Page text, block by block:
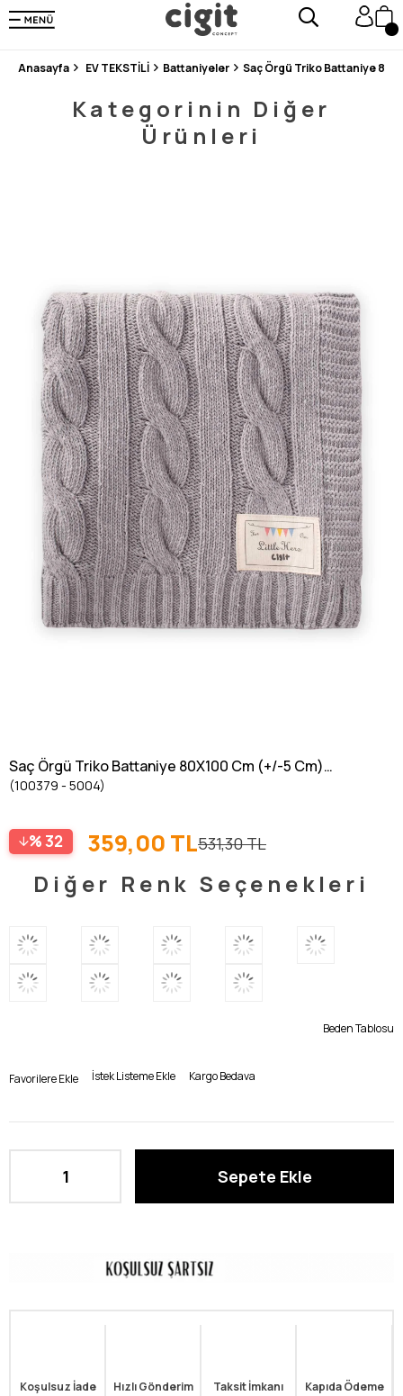
250.000'DEN FAZLA DEĞERLENDİRMEDE 5 ÜZERİNDEN 4.8 PUAN ALDI ⭐⭐⭐⭐⭐
3 MİLYONDAN FAZLA MUTLU MÜŞTERİ ❤️ 10 MİLYON ÜRÜN
Anasayfa EV TEKSTİLİ Battaniyeler Saç Örgü Triko Battaniye
Kategorinin Diğer
Ürünleri
Saç Örgü Triko Battaniye 80X100 Cm (+/-5 Cm)
Gri
(100379 - 5004)
32 531,30 TL
359,00 TL
Diğer Renk Seçenekleri
Beden Tablosu
Favorilere Ekle İstek Listeme Ekle Kargo Bedava
Koşulsuz İade Hızlı Gönderim Taksit İmkanı Kapıda Ödeme